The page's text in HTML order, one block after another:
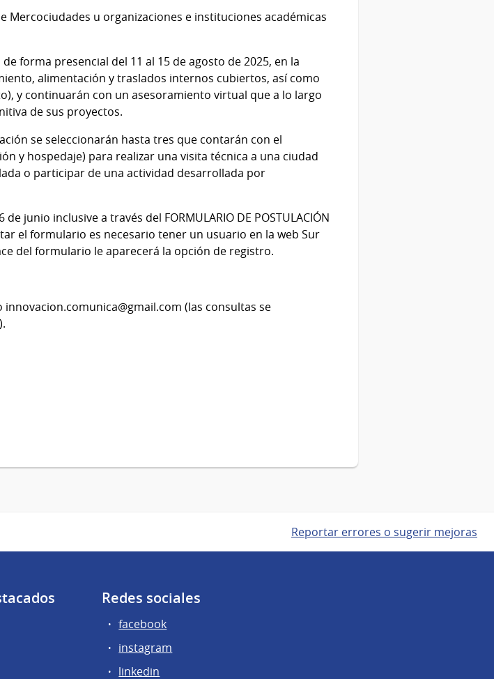
u organizaciones e instituciones académicas
forma presencial del 11 al 15 de agosto de 2025, en la
alimentación y traslados internos cubiertos, así como
y continuarán con un asesoramiento virtual que a lo largo
de sus proyectos.
se seleccionarán hasta tres que contarán con el
y hospedaje) para realizar una visita técnica a una ciudad
o participar de una actividad desarrollada por
junio inclusive a través del FORMULARIO DE POSTULACIÓN
el formulario es necesario tener un usuario en la web Sur
del formulario le aparecerá la opción de registro.
(las consultas se
Reportar errores o sugerir mejoras
Redes sociales
facebook
instagram
linkedin